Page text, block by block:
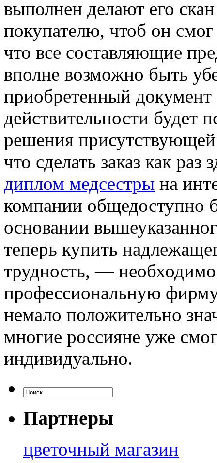
выполнен делают его
покупателю, чтоб он
что все составляющие
вполне возможно быть
приобретенный
действительности будет
решения
что сделать заказ как
диплом медсестры на
компании общедоступно
основании
теперь купить
трудность, —
профессиональную
немало положительно
многие россияне уже
индивидуально.
Партнеры
цветочный магазин